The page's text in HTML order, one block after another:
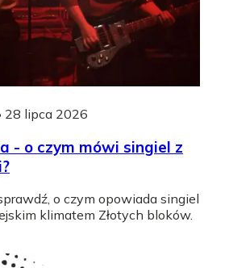
28 lipca 2026
- o czym mówi singiel z
o czym opowiada singiel
klimatem Złotych bloków.